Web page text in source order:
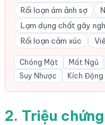
Rối loạn ám ảnh sợ
Lạm dụng chất gây
Rối loạn cảm xúc
Chóng Mặt Mất Ngủ
Suy Nhược
Kích Động
2. Triệu